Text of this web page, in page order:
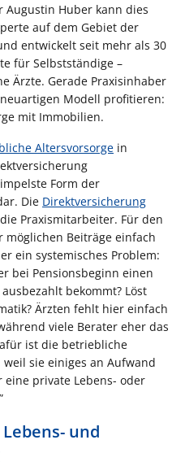
Augustin Huber kann dies
auf dem Gebiet der
entwickelt seit mehr als 30
für Selbstständige –
Ärzte. Gerade Praxisinhaber
Modell profitieren:
mit Immobilien.
Altersvorsorge in
Form der
Die Direktversicherung
Praxismitarbeiter. Für den
möglichen Beiträge einfach
ein systemisches Problem:
bei Pensionsbeginn einen
bekommt? Löst
Ärzten fehlt hier einfach
viele Berater eher das
ist die betriebliche
sie einiges an Aufwand
private Lebens- oder
und